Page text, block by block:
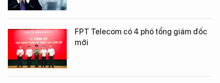
FPT Telecom có 4 phó tổng giám đốc
mới